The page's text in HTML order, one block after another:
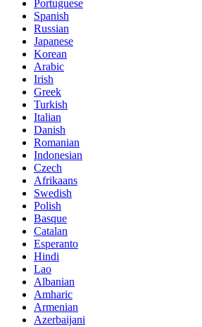
Portuguese
Spanish
Russian
Japanese
Korean
Arabic
Irish
Greek
Turkish
Italian
Danish
Romanian
Indonesian
Czech
Afrikaans
Swedish
Polish
Basque
Catalan
Esperanto
Hindi
Lao
Albanian
Amharic
Armenian
Azerbaijani